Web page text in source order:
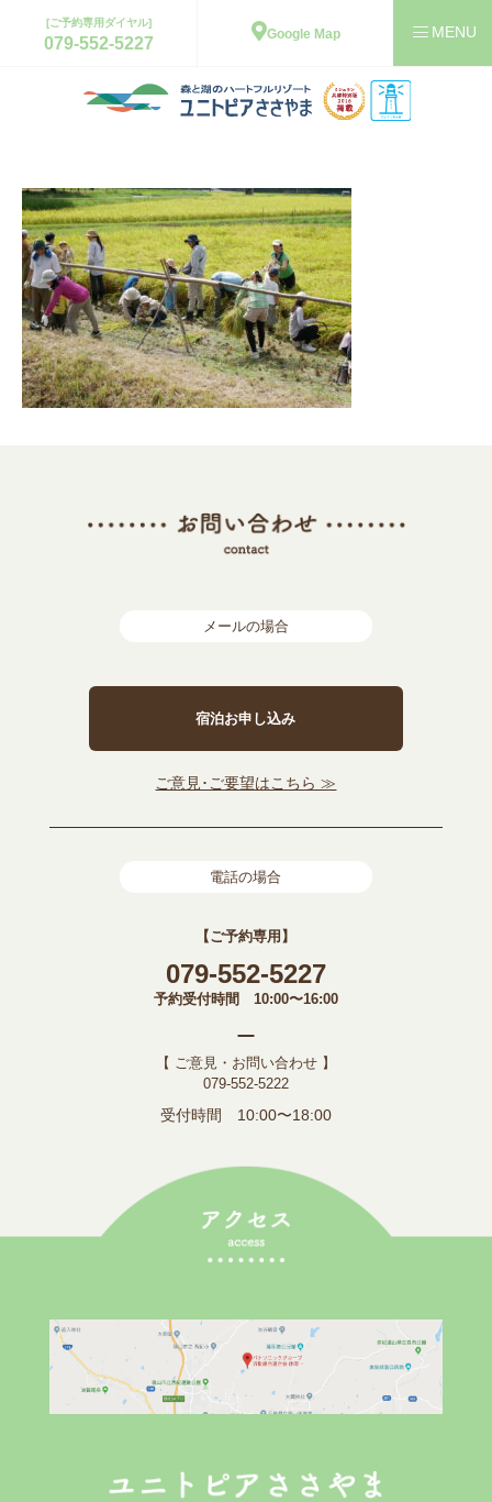
[ご予約専用ダイヤル]
079-552-5227 Google Map
メールの場合
宿泊お申し込み
ご意見･ご要望はこちら ≫
電話の場合
【ご予約専用】
079-552-5227
予約受付時間 10:00〜16:00
【 ご意見・お問い合わせ 】
079-552-5222
受付時間 10:00〜18:00